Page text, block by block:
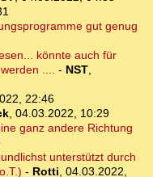
gut genug
könnte auch für
.... - NST,
22:46
, 04.03.2022, 10:29
ganz andere Richtung
unterstützt durch
- Rotti, 04.03.2022,